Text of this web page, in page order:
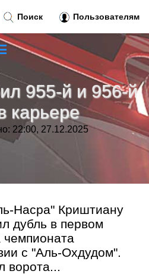
955-й и 956-й
карьере
22:00, 27.12.2025
Насра" Криштиану
дубль в первом
чемпионата
с "Аль-Охдудом".
ворота...
Поиск Пользователям